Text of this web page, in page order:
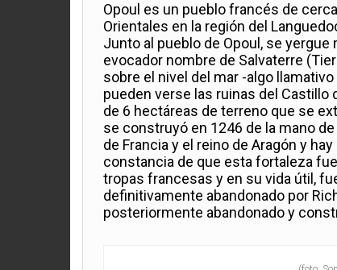
Opoul es un pueblo francés de
Orientales en la región del
Junto al pueblo de Opoul, se
evocador nombre de Salvaterre
sobre el nivel del mar -algo
pueden verse las ruinas del Castillo
de 6 hectáreas de terreno que se
se construyó en 1246 de la mano
de Francia y el reino de Aragón y
constancia de que esta fortaleza
tropas francesas y en su vida útil,
definitivamente abandonado por
posteriormente abandonado y